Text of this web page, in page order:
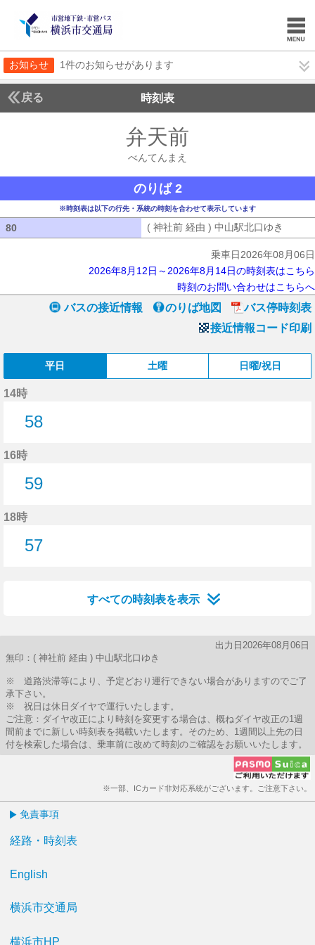
お知らせ 1件のお知らせがあります
戻る 時刻表
弁天前
べんてんまえ
のりば 2
※時刻表は以下の行先・系統の時刻を合わせて表示しています
80 ( 神社前 経由 ) 中山駅北口ゆき
乗車日2026年08月06日
2026年8月12日～2026年8月14日の時刻表はこちら
時刻のお問い合わせはこちらへ
バスの接近情報 のりば地図
バス停時刻表
接近情報コード印刷
平日 土曜 日曜/祝日
14時
58
16時
59
18時
57
すべての時刻表を表示
出力日2026年08月06日
無印：( 神社前 経由 ) 中山駅北口ゆき
※ 道路渋滞等により、予定どおり運行できない場合がありますのでご了
承下さい。
※ 祝日は休日ダイヤで運行いたします。
ご注意：ダイヤ改正により時刻を変更する場合は、概ねダイヤ改正の1週
間前までに新しい時刻表を掲載いたします。そのため、1週間以上先の日
付を検索した場合は、乗車前に改めて時刻のご確認をお願いいたします。
※一部、ICカード非対応系統がございます。ご注意下さい。
免責事項
経路・時刻表
English
横浜市交通局
横浜市HP